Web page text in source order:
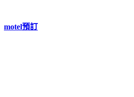
motel預訂